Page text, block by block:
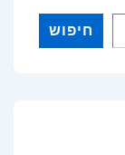
חיפוש